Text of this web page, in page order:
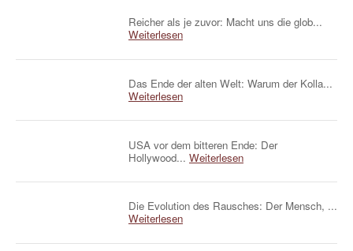
Reicher als je zuvor: Macht uns die glob...
Weiterlesen
Das Ende der alten Welt: Warum der Kolla...
Weiterlesen
USA vor dem bitteren Ende: Der
Hollywood... Weiterlesen
Die Evolution des Rausches: Der Mensch, ...
Weiterlesen